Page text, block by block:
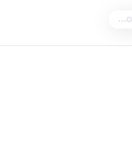
...